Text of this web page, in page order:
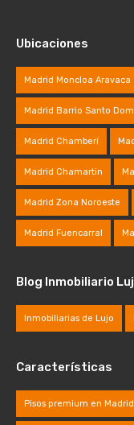
Ubicaciones
Madrid Moncloa Aravaca
Madrid Barrio Santo
Madrid Chamberí
Madrid Chamartin
Madrid Zona Noroeste
Madrid Fuencarral
Blog Inmobiliario
Inmobiliarias de Lujo
Características
Pisos premium en Madrid